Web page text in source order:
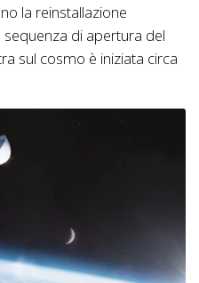
la reinstallazione
sequenza di apertura del
sul cosmo è iniziata circa